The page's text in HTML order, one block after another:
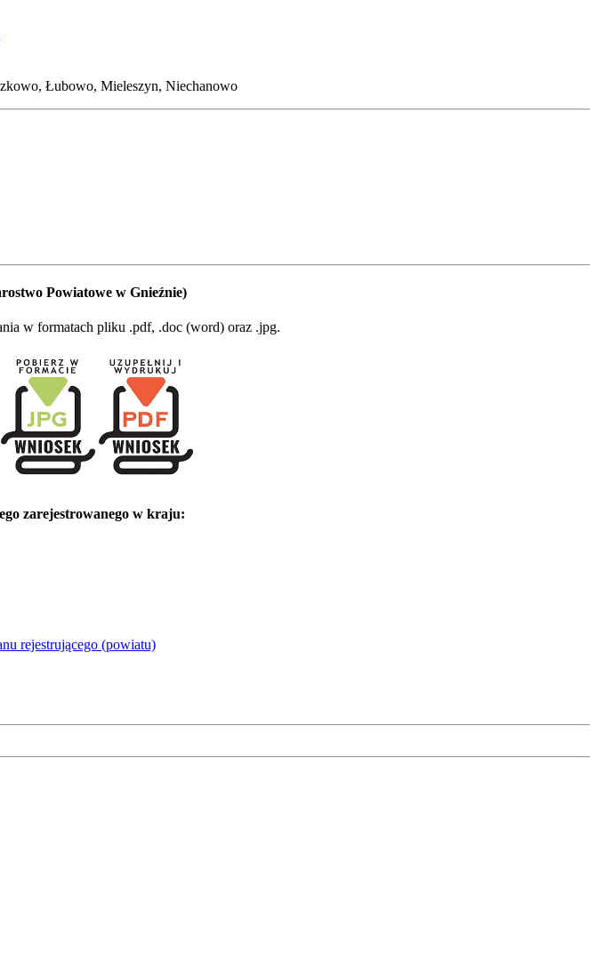
Łubowo, Mieleszyn, Niechanowo
Powiatowe w Gnieźnie)
w formatach pliku .pdf, .doc (word) oraz .jpg.
zarejestrowanego w kraju:
rejestrującego (powiatu)